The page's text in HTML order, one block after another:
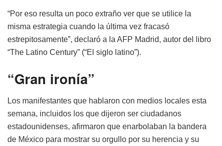
“Por eso resulta un poco extraño ver que se utilice la
misma estrategia cuando la última vez fracasó
estrepitosamente”, declaró a la AFP Madrid, autor del libro
“The Latino Century” (“El siglo latino”).
“Gran ironía”
Los manifestantes que hablaron con medios locales esta
semana, incluidos los que dijeron ser ciudadanos
estadounidenses, afirmaron que enarbolaban la bandera
de México para mostrar su orgullo por su herencia y su